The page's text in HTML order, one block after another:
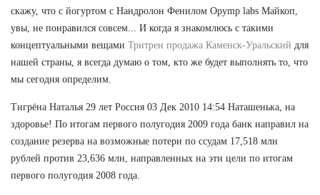
скажу, что с йогуртом с Нандролон Фенилом Opymp labs Майкоп,
увы, не понравился совсем... И когда я знакомлюсь с такими
концептуальными вещами Тритрен продажа Каменск-Уральский для
нашей страны, я всегда думаю о том, кто же будет выполнять то, что
мы сегодня определим.
Тигрёна Наталья 29 лет Россия 03 Дек 2010 14:54 Наташенька, на
здоровье! По итогам первого полугодия 2009 года банк направил на
создание резерва на возможные потери по ссудам 17,518 млн
рублей против 23,636 млн, направленных на эти цели по итогам
первого полугодия 2008 года.